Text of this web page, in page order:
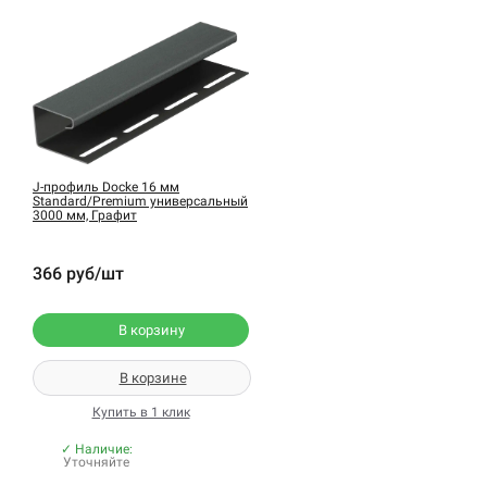
J-профиль Docke 16 мм
Standard/Premium универсальный
3000 мм, Графит
366 руб/шт
В корзину
В корзине
Купить в 1 клик
✓ Наличие:
Уточняйте